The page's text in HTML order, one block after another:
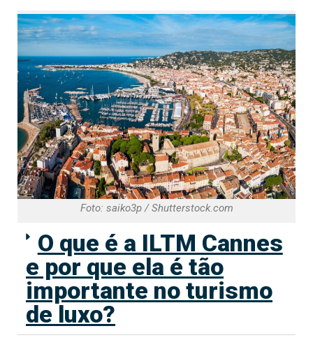
Foto: saiko3p / Shutterstock.com
O que é a ILTM Cannes
e por que ela é tão
importante no turismo
de luxo?